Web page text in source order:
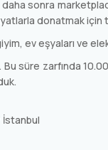
sonra
donatmak için
ev eşyaları
zarfında
İstanbul